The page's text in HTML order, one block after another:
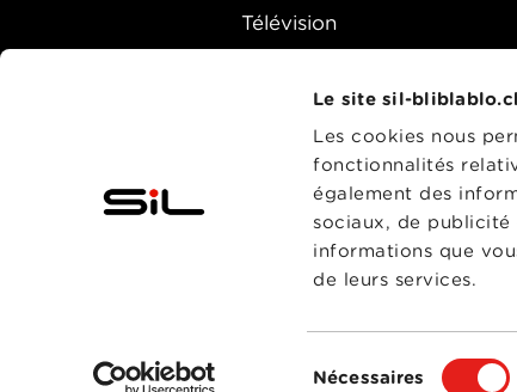
Le site sil-
Les cookies nous
fonctionnalités
également des
sociaux, de
informations que
de leurs services.
Nécessaires
Télévision